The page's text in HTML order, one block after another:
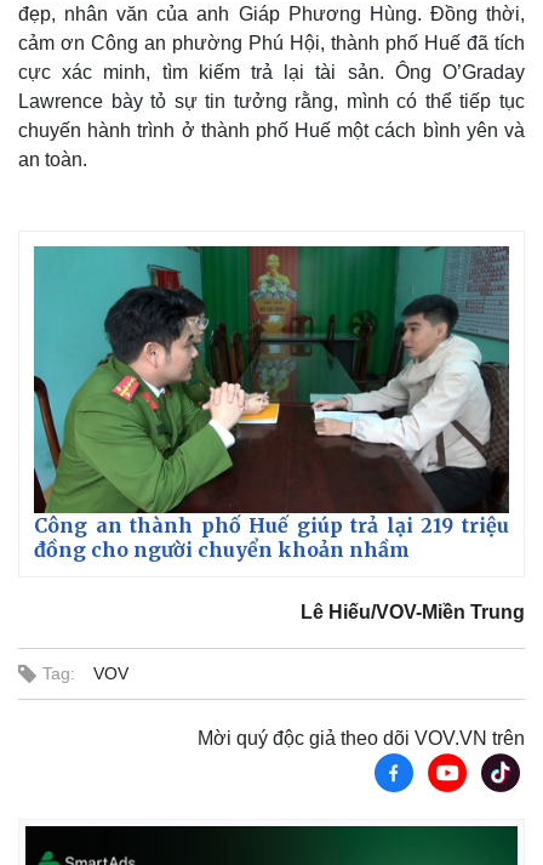
Thế giới
Quan sát
Cuộc sống đó đây
Hồ sơ
Multimedia
Video
Ảnh
đẹp, nhân văn của anh Giáp Phương Hùng. Đồng thời,
cảm ơn Công an phường Phú Hội, thành phố Huế đã tích
cực xác minh, tìm kiếm trả lại tài sản. Ông O’Graday
Lawrence bày tỏ sự tin tưởng rằng, mình có thể tiếp tục
chuyến hành trình ở thành phố Huế một cách bình yên và
an toàn.
Công an thành phố Huế giúp trả lại 219 triệu
đồng cho người chuyển khoản nhầm
Lê Hiếu/VOV-Miền Trung
Tag: VOV
Mời quý độc giả theo dõi VOV.VN trên